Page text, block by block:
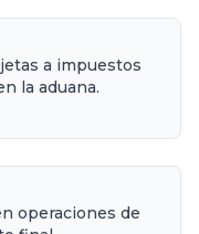
a impuestos
la aduana.
operaciones de